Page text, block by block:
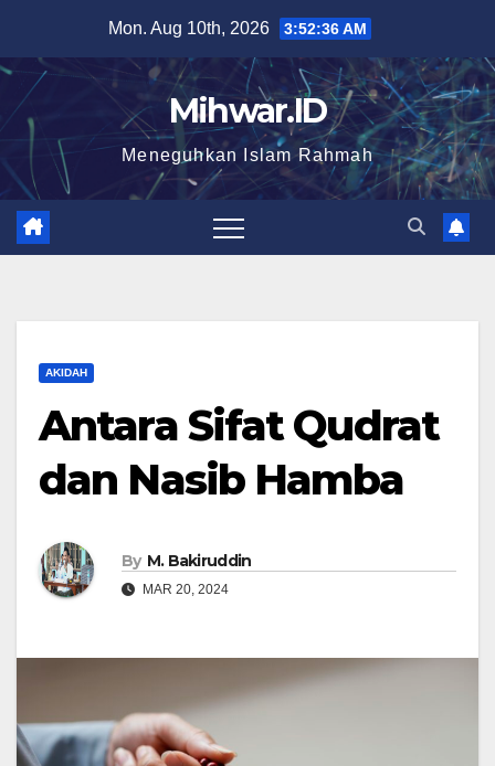
content
Mon. Aug 10th, 2026 3:52:37 AM
Mihwar.ID
Meneguhkan Islam Rahmah
AKIDAH
Antara Sifat Qudrat
dan Nasib Hamba
By M. Bakiruddin
MAR 20, 2024